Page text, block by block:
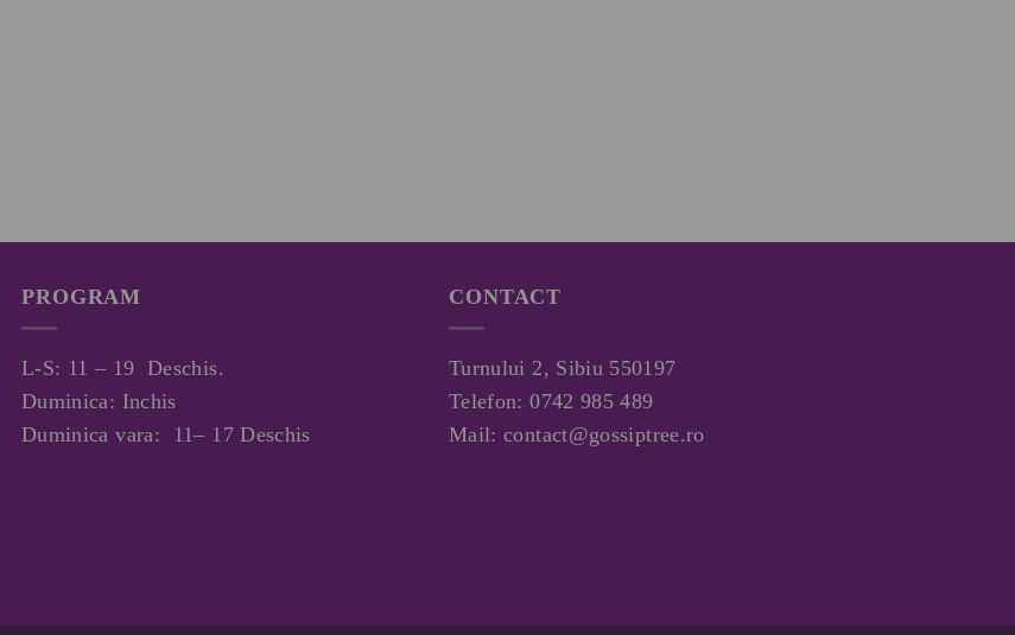
360
PROGRAM
L-S: 11 – 19 Deschis.
Duminica: Inchis
Duminica vara: 11– 17 Deschis
CONTACT
Turnului 2, Sibiu 550197
Telefon:0742 985 489
Mail:contact@gossiptree.ro